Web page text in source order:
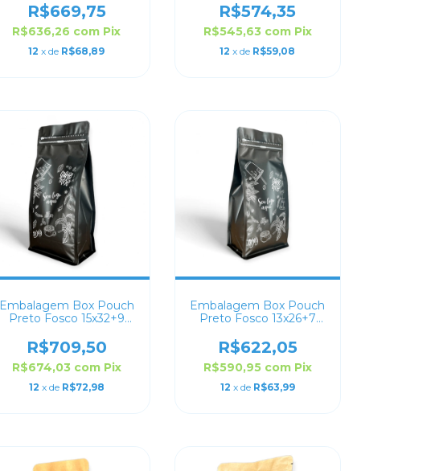
R$669,75
R$636,26 com Pix
12 x de R$68,89
R$574,35
R$545,63 com Pix
12 x de R$59,08
Embalagem Box Pouch
Preto Fosco 15x32+9
R$709,50
R$674,03 com Pix
12 x de R$72,98
Embalagem Box Pouch
Preto Fosco 13x26+7
R$622,05
R$590,95 com Pix
12 x de R$63,99